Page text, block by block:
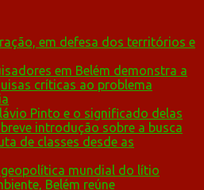
em defesa dos territórios e
em Belém demonstra a
críticas ao problema
Pinto e o significado delas
introdução sobre a busca
de classes desde as
mundial do lítio
Belém reúne